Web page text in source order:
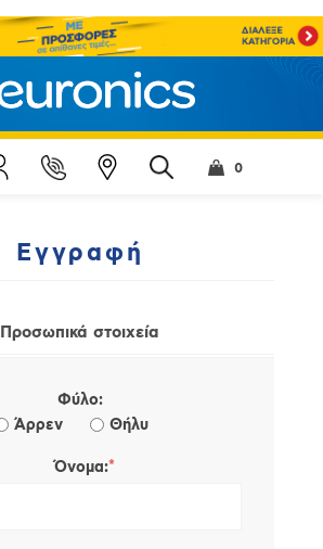
0
Εγγραφή
Προσωπικά στοιχεία
Φύλο:
Άρρεν
Θήλυ
Όνομα:*